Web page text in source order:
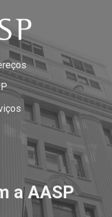
a AASP